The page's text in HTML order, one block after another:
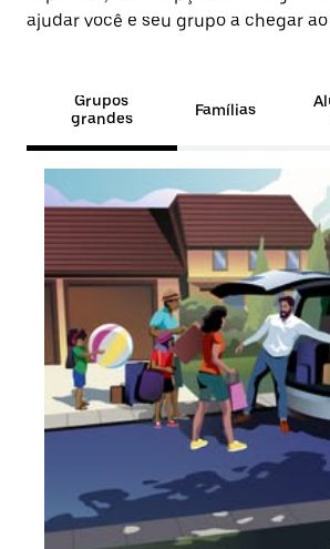
ajudar você e seu grupo a chegar
Grupos
grandes
Famílias